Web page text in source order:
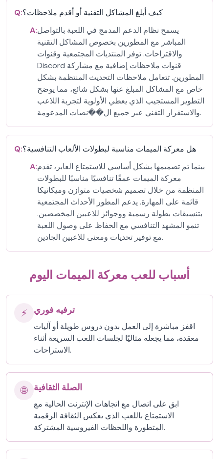
Q:كيف أبلغ المشاكل التقنية أو أقدم ملاحظات؟
A:يسمح نظام الدعم المدمج في اللعبة بالتواصل
المباشر مع المطورين بخصوص المشاكل التقنية
والاقتراحات. توفر المنتديات المجتمعية وقنوات
Discord قنوات ملاحظات إضافية مع مشاركة
المطورين. تتعامل ملاحظات التحديث المنتظمة بشكل
خاص مع المشاكل المبلغ عنها بشكل شائع، مما يوضح
التطوير المستجيب الذي يعطي الأولوية لتجربة اللاعب
والاستقرار التقني عبر جميع ال��نصات المدعومة.
Q:هل معركة الميمات مناسبة لبطولات الألعاب التنافسية؟
A:بينما تم تصميمها بشكل أساسي للاستمتاع العابر، تقدم
معركة الميمات عمقًا تنافسيًا مناسبًا للبطولات
المنظمة من خلال تصميم شخصيات متوازن وميكانيكا
قائمة على المهارة. يدعم المطور الأحداث المجتمعية
بتنسيقات بطولة رسمية ووجوائز للاعبين المخصصين.
تنمو المشهد التنافسي مع الحفاظ على وصول اللعبة
مع توفير تحديات ومعنى للاعبين الجادين.
أسباب للعب معركة الميمات اليوم
⚡ ترفيه فوري
اقفز مباشرة إلى العمل بدون دروس طويلة أو آليات
معقدة، مما يجعله مثاليًا لجلسات اللعب السريعة أثناء
الاستراحات.
🌐 الصلة الثقافية
ابق على اتصال مع اتجاهات الإنترنت الحالية مع
الاستمتاع باللعب الذي يعكس الثقافة الرقمية
المتطورة واللحظات الفيروسية المشتركة.